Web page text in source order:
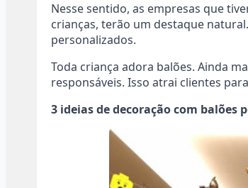
Nesse sentido, as empresas que
crianças, terão um destaque
personalizados.
Toda criança adora balões. Ainda
responsáveis. Isso atrai clientes
3 ideias de decoração com balões